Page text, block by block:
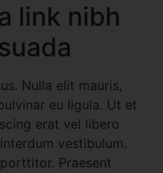
link nibh
Nulla elit mauris,
eu ligula. Ut et
erat vel libero
vestibulum.
Praesent